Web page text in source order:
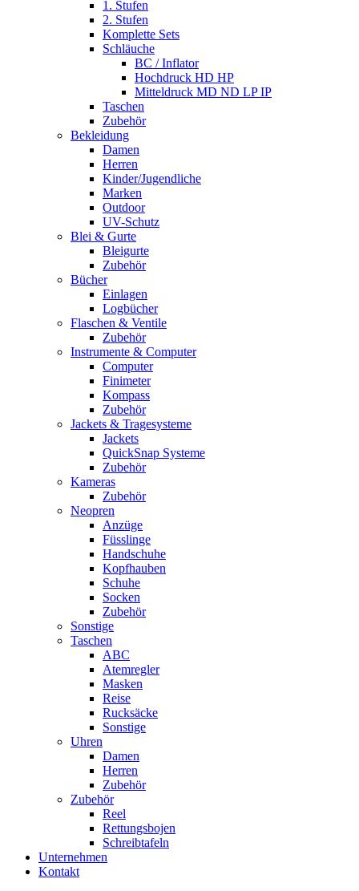
1. Stufen
2. Stufen
Komplette Sets
Schläuche
BC / Inflator
Hochdruck HD HP
Mitteldruck MD ND LP IP
Taschen
Zubehör
Bekleidung
Damen
Herren
Kinder/Jugendliche
Marken
Outdoor
UV-Schutz
Blei & Gurte
Bleigurte
Zubehör
Bücher
Einlagen
Logbücher
Flaschen & Ventile
Zubehör
Instrumente & Computer
Computer
Finimeter
Kompass
Zubehör
Jackets & Tragesysteme
Jackets
QuickSnap Systeme
Zubehör
Kameras
Zubehör
Neopren
Anzüge
Füsslinge
Handschuhe
Kopfhauben
Schuhe
Socken
Zubehör
Sonstige
Taschen
ABC
Atemregler
Masken
Reise
Rucksäcke
Sonstige
Uhren
Damen
Herren
Zubehör
Zubehör
Reel
Rettungsbojen
Schreibtafeln
Unternehmen
Kontakt